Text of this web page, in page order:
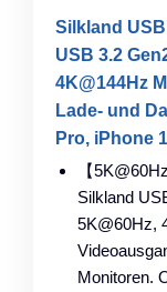
Silkland
USB 3.2
4K@144Hz
Lade- und
Pro, iPhone
【
Silkland
5K@60Hz,
Monitoren.